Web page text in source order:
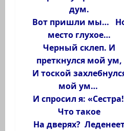
дум.
Вот пришли мы…
место глухое…
Черный склеп. И
преткнулся мой ум,
И тоской
мой ум…
И спросил я: «Сестра!
Что такое
На дверях?